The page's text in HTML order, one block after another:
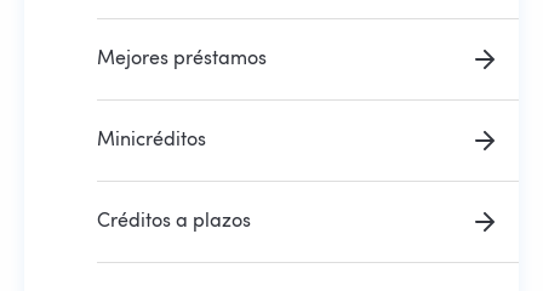
Mejores préstamos
Minicréditos
Créditos a plazos